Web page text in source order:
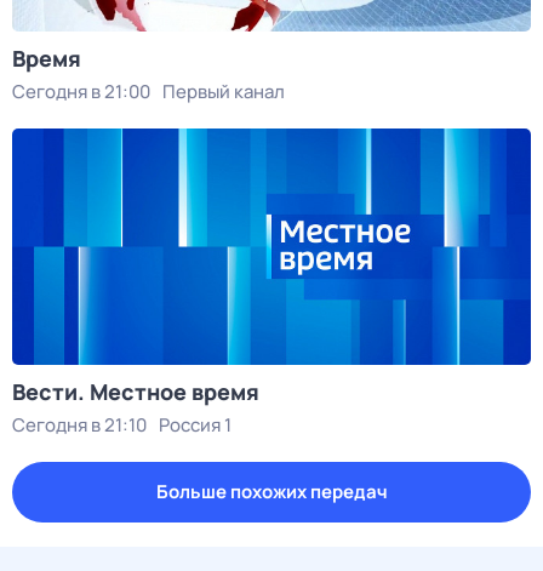
Время
Сегодня в 21:00 Первый канал
Вести. Местное время
Сегодня в 21:10 Россия 1
Больше похожих передач